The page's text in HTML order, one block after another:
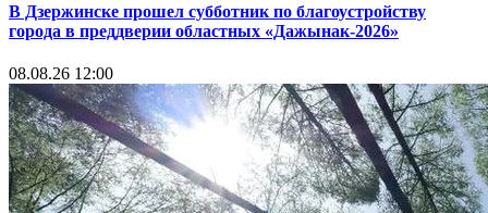
В Дзержинске прошел субботник по благоустройству
города в преддверии областных «Дажынак-2026»
08.08.26 12:00